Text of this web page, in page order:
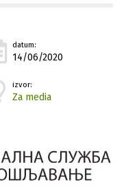
datum:
14/06/2020
izvor:
Za media